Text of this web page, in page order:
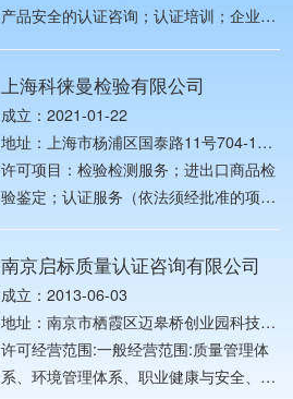
产品安全的认证咨询；认证培训；企业管
上海科徕曼检验有限公司
成立：2021-01-22
地址：上海市杨浦区国泰路11号704-10
室
许可项目：检验检测服务；进出口商品检
验鉴定；认证服务（依法须经批准的项
许可证件为准）一般项目：计量服务；社
会经济咨询服务（金融信息服务除外）；
认证咨询；标准化服务；普通货物仓储服
务（不含危险化学品等需许可审批的项
目）；装卸搬运；国际货物运输代理；运
南京启标质量认证咨询有限公司
成立：2013-06-03
地址：南京市栖霞区迈皋桥创业园科技研
发基地寅春路18号-A662
许可经营范围:一般经营范围:质量管理体
系、环境管理体系、职业健康与安全、汽